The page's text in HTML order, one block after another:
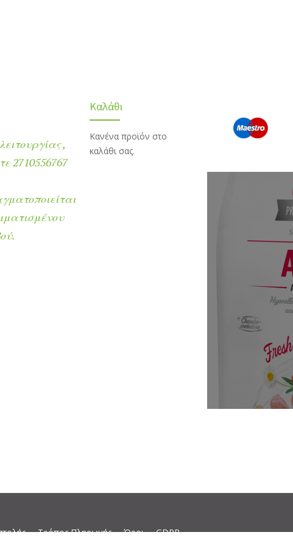
,
2710556767
Καλάθι
Κανένα προϊόν στο
καλάθι σας.
Τρόπος Πληρωμής Όροι GDPR